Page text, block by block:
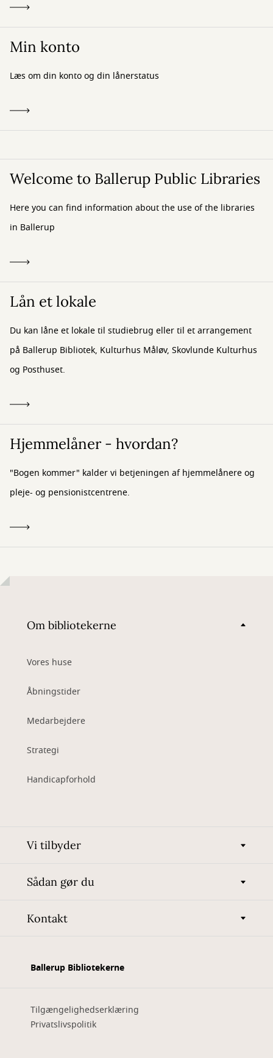
Min konto
Læs om din konto og din lånerstatus
Welcome to Ballerup Public Libraries
Here you can find information about the use of the libraries
in Ballerup
Lån et lokale
Du kan låne et lokale til studiebrug eller til et arrangement
på Ballerup Bibliotek, Kulturhus Måløv, Skovlunde Kulturhus
og Posthuset.
Hjemmelåner - hvordan?
"Bogen kommer" kalder vi betjeningen af hjemmelånere og
pleje- og pensionistcentrene.
Om bibliotekerne
Vores huse
Åbningstider
Medarbejdere
Strategi
Handicapforhold
Vi tilbyder
Sådan gør du
Kontakt
Ballerup Bibliotekerne
Tilgængelighedserklæring
Privatslivspolitik